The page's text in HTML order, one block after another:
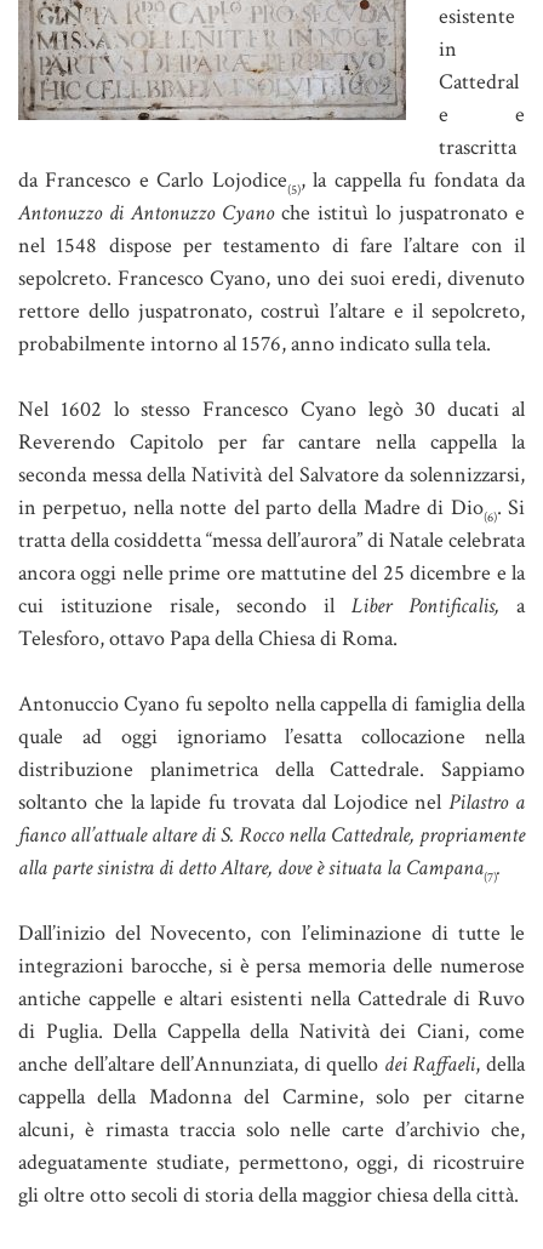
esistente
in
Cattedral
e e
trascritta
da Francesco e Carlo Lojodice(5), la cappella fu fondata da
Antonuzzo di Antonuzzo Cyano che istituì lo juspatronato e
nel 1548 dispose per testamento di fare l’altare con il
sepolcreto. Francesco Cyano, uno dei suoi eredi, divenuto
rettore dello juspatronato, costruì l’altare e il sepolcreto,
probabilmente intorno al 1576, anno indicato sulla tela.
Nel 1602 lo stesso Francesco Cyano legò 30 ducati al
Reverendo Capitolo per far cantare nella cappella la
seconda messa della Natività del Salvatore da solennizzarsi,
in perpetuo, nella notte del parto della Madre di Dio(6). Si
tratta della cosiddetta “messa dell’aurora” di Natale celebrata
ancora oggi nelle prime ore mattutine del 25 dicembre e la
cui istituzione risale, secondo il Liber Pontificalis, a
Telesforo, ottavo Papa della Chiesa di Roma.
Antonuccio Cyano fu sepolto nella cappella di famiglia della
quale ad oggi ignoriamo l’esatta collocazione nella
distribuzione planimetrica della Cattedrale. Sappiamo
soltanto che la lapide fu trovata dal Lojodice nelPilastro a
fianco all’attuale altare di S. Rocco nella Cattedrale, propriamente
alla parte sinistra di detto Altare, dove è situata la Campana(7).
Dall’inizio del Novecento, con l’eliminazione di tutte le
integrazioni barocche, si è persa memoria delle numerose
antiche cappelle e altari esistenti nella Cattedrale di Ruvo
di Puglia. Della Cappella della Natività dei Ciani, come
anche dell’altare dell’Annunziata, di quello dei Raffaeli, della
cappella della Madonna del Carmine, solo per citarne
alcuni, è rimasta traccia solo nelle carte d’archivio che,
adeguatamente studiate, permettono, oggi, di ricostruire
gli oltre otto secoli di storia della maggior chiesa della città.